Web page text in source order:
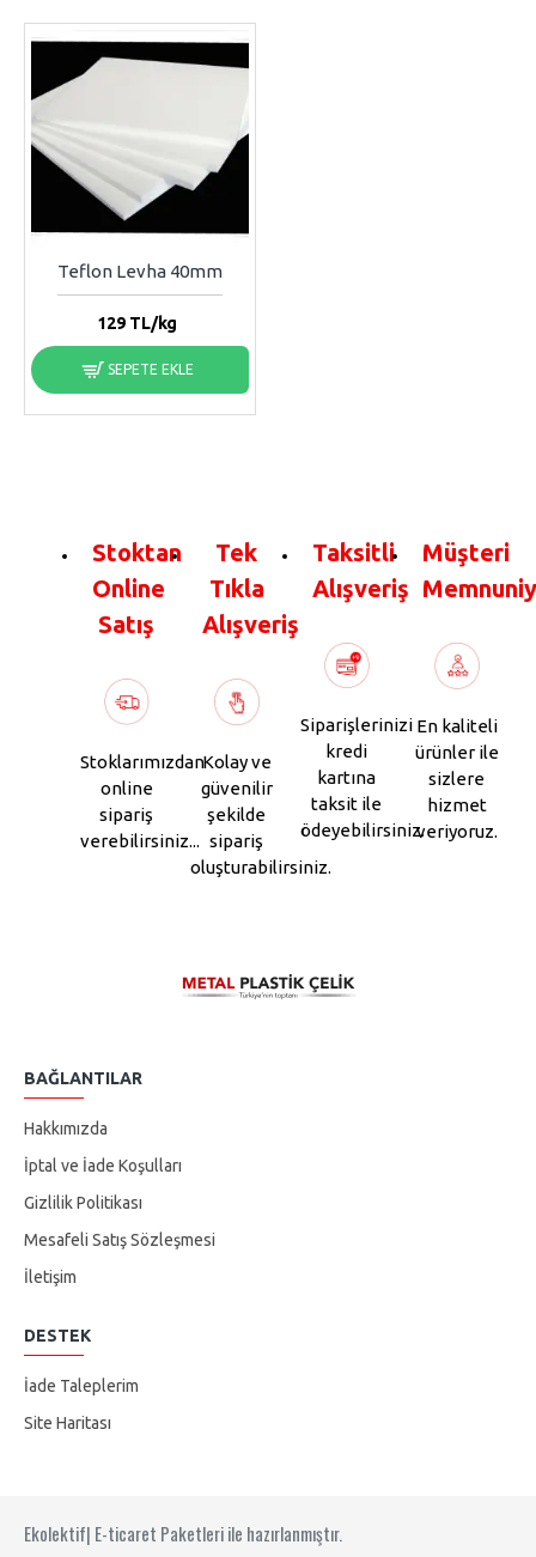
Teflon Levha 40mm
129TL/kg
SEPETE EKLE
Stoktan
Online
Satış
Stoklarımızdan
online
sipariş
verebilirsiniz...
Tek
Tıkla
Alışveriş
Kolay ve
güvenilir
şekilde
sipariş
oluşturabilirsiniz.
Taksitli
Alışveriş
Siparişlerinizi
kredi
kartına
taksit ile
ödeyebilirsiniz.
Müşteri
En kaliteli
ürünler ile
sizlere
hizmet
veriyoruz.
BAĞLANTILAR
Hakkımızda
İptal ve İade Koşulları
Gizlilik Politikası
Mesafeli Satış Sözleşmesi
İletişim
DESTEK
İade Taleplerim
Site Haritası
Ekolektif| E-ticaret Paketleri ile hazırlanmıştır.